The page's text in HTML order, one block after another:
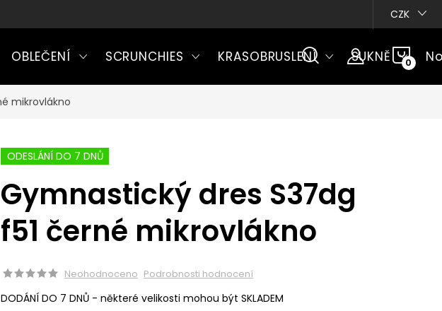
CZK
OBLEČENÍ SCRUNCHIES KRASOBRUSLENÍ SUKNĚ
mikrovlákno
ODESLÁNÍ DO 7 DNŮ
Gymnastický dres S37dg
f51 černé mikrovlákno
Neohodnoceno Podrobnosti hodnocení
DODÁNÍ DO 7 DNŮ - některé velikosti mohou být SKLADEM